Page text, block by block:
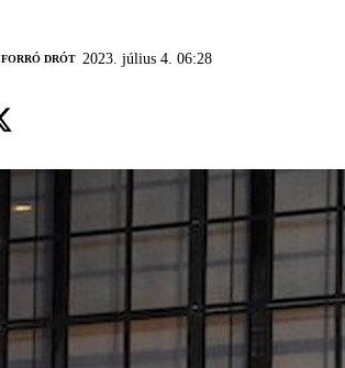
FORRÓ DRÓT 2023. július 4. 06:28